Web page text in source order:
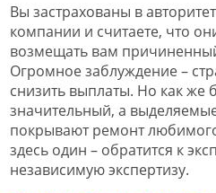
Вы застрахованы в
компании и считаете, что
возмещать вам
Огромное заблуждение –
снизить выплаты. Но как же
значительный, а
покрывают ремонт
здесь один – обратится к
независимую экспертизу.